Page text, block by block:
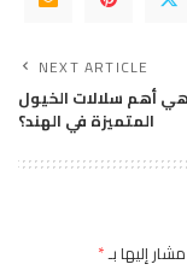
NEXT ARTICLE
أهم سلالات الخيول
المتميزة في الهند؟
إليها بـ*